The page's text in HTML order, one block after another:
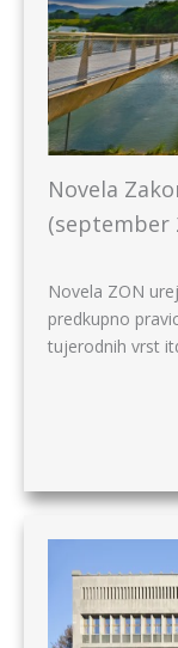
Novela
(september
Novela ZON
predkupno
tujerodnih vrst